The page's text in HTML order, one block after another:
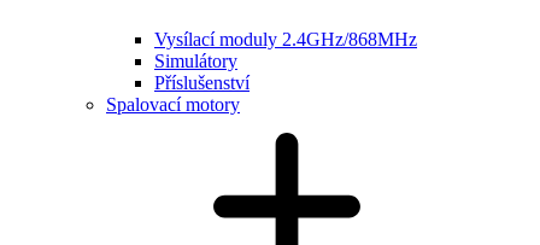
Vysílací moduly 2.4GHz/868MHz
Simulátory
Příslušenství
Spalovací motory